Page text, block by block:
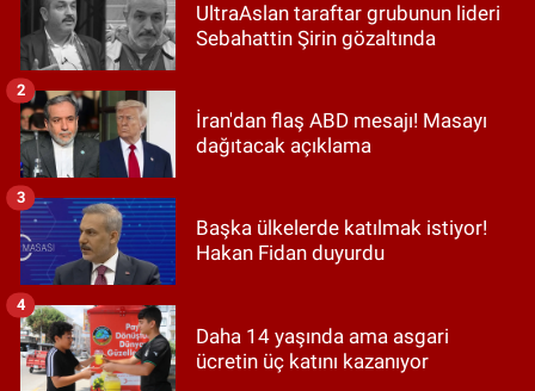
UltraAslan taraftar grubunun lideri
Sebahattin Şirin gözaltında
İran'dan flaş ABD mesajı! Masayı
dağıtacak açıklama
2
Başka ülkelerde katılmak istiyor!
Hakan Fidan duyurdu
3
Daha 14 yaşında ama asgari
ücretin üç katını kazanıyor
4